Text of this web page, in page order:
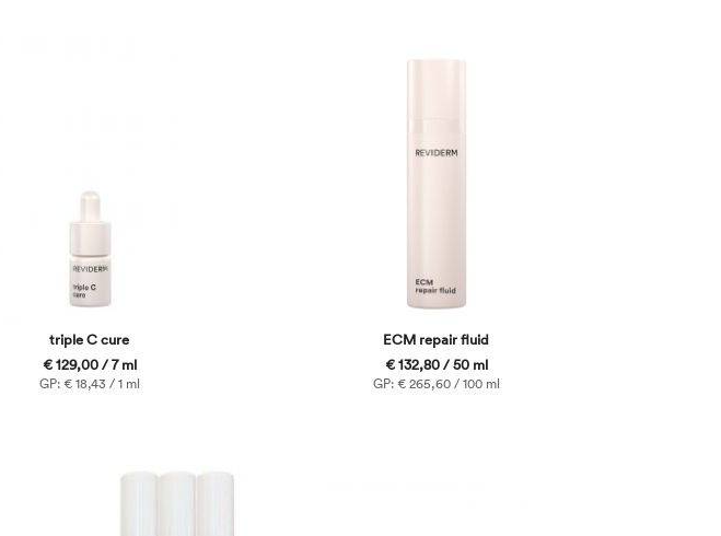
triple C cure
€ 129,00 / 7 ml
GP: € 18,43 / 1 ml
ECM repair fluid
€ 132,80 / 50 ml
GP: € 265,60 / 100 ml